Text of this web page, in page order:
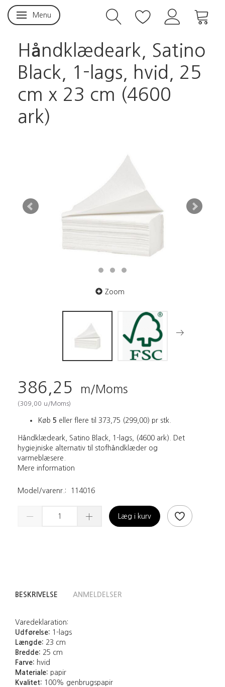
Skifte navigation
Menu
Håndklædeark, Satino
Black, 1-lags, hvid, 25
cm x 23 cm (4600
ark)
Zoom
386,25 m/Moms
(309,00 u/Moms)
Køb 5 eller flere til 373,75 (299,00) pr stk.
Håndklædeark, Satino Black, 1-lags, (4600 ark). Det
hygiejniske alternativ til stofhåndklæder og
varmeblæsere.
Mere information
Model/varenr.: 114016
Læg i kurv
BESKRIVELSE ANMELDELSER
Varedeklaration:
Udførelse: 1-lags
Længde: 23 cm
Bredde: 25 cm
Farve: hvid
Materiale: papir
Kvalitet: 100% genbrugspapir